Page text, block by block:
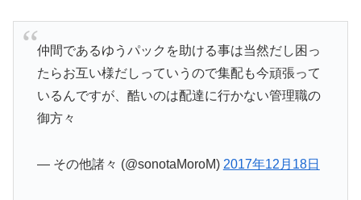
仲間であるゆうパックを助ける事は当然だし困っ
たらお互い様だしっていうので集配も今頑張って
いるんですが、酷いのは配達に行かない管理職の
御方々
— その他諸々 (@sonotaMoroM) 2017年12月18日